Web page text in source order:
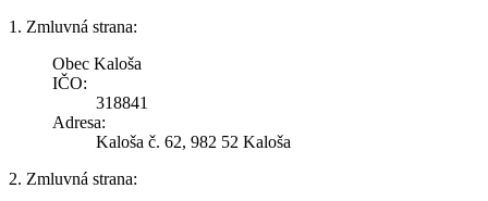
1. Zmluvná strana:
Obec Kaloša
IČO:
318841
Adresa:
Kaloša č. 62, 982 52 Kaloša
2. Zmluvná strana: